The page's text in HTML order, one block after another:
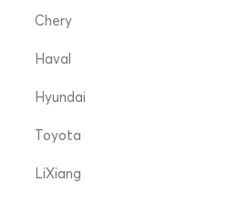
Chery
Haval
Hyundai
Toyota
LiXiang